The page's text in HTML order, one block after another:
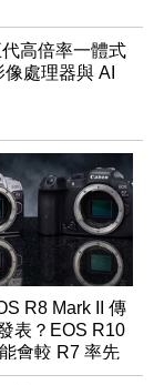
高倍率一體式
處理器與 AI
R8 Mark II 傳
表？EOS R10
會較 R7 率先